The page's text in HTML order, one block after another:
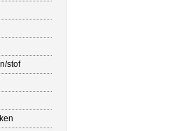
stof